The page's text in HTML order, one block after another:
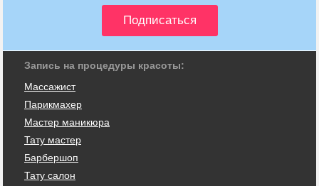
Запись на процедуры красоты:
Массажист
Парикмахер
Мастер маникюра
Тату мастер
Барбершоп
Тату салон